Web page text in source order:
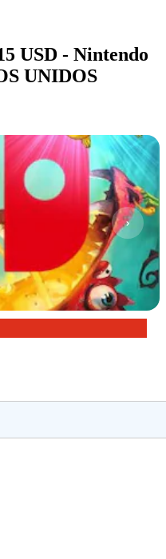
USD - Nintendo
UNIDOS